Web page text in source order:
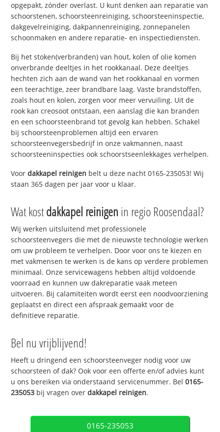
opgepakt, zónder overlast. U kunt denken aan reparatie van
schoorstenen, schoorsteenreiniging, schoorsteeninspectie,
dakgevelreiniging, dakpannenreiniging, zonnepanelen
schoonmaken en andere reparatie- en inspectiediensten.
Bij het stoken(verbranden) van hout, kolen of olie komen
onverbrande deeltjes in het rookkanaal. Deze deeltjes
hechten zich aan de wand van het rookkanaal en vormen
een teerachtige, zeer brandbare laag. Vaste brandstoffen,
zoals hout en kolen, zorgen voor meer vervuiling. Uit de
rook kan creosoot ontstaan, een aanslag die kan branden
en een schoorsteenbrand tot gevolg kan hebben. Schakel
bij schoorsteenproblemen altijd een ervaren
schoorsteenvegersbedrijf in onze vakmannen, naast
schoorsteeninspecties ook schoorstseenlekkages verhelpen.
Voordakkapel reinigen belt u deze nacht 0165-235053! Wij
staan 365 dagen per jaar voor u klaar.
Wat kostdakkapel reinigen in regio Roosendaal?
Wij werken uitsluitend met professionele
schoorsteenvegers die met de nieuwste technologie werken
om uw probleem te verhelpen. Door voor ons te kiezen en
met vakmensen te werken is de kans op verdere problemen
minimaal. Onze servicewagens hebben altijd voldoende
voorraad en kunnen uw dakreparatie vaak meteen
uitvoeren. Bij calamiteiten wordt eerst een noodvoorziening
geplaatst en direct een afspraak gemaakt voor de
definitieve reparatie.
Bel nu vrijblijvend!
Heeft u dringend een schoorsteenveger nodig voor uw
schoorsteen of dak? Ook voor een offerte en/of advies kunt
u ons bereiken via onderstaand servicenummer. Bel0165-
235053 bij vragen overdakkapel reinigen.
0165-235053